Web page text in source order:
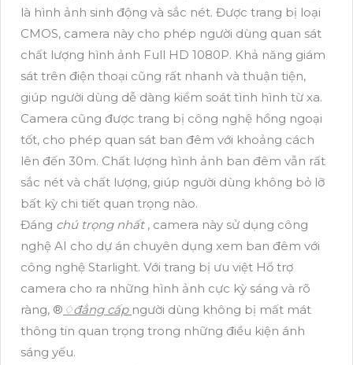
là hình ảnh sinh động và sắc nét. Được trang bị loại
CMOS, camera này cho phép người dùng quan sát
chất lượng hình ảnh Full HD 1080P. Khả năng giám
sát trên điện thoại cũng rất nhanh và thuận tiện,
giúp người dùng dễ dàng kiểm soát tình hình từ xa.
Camera cũng được trang bị công nghệ hồng ngoại
tốt, cho phép quan sát ban đêm với khoảng cách
lên đến 30m. Chất lượng hình ảnh ban đêm vẫn rất
sắc nét và chất lượng, giúp người dùng không bỏ lỡ
bất kỳ chi tiết quan trọng nào.
Đáng chú trọng nhất, camera này sử dụng công
nghệ AI cho dự án chuyên dụng xem ban đêm với
công nghệ Starlight. Với trang bị ưu việt Hổ trợ
camera cho ra những hình ảnh cực kỳ sáng và rõ
ràng, ®️ ♢đẳng cấp người dùng không bị mất mát
thông tin quan trọng trong những điều kiện ánh
sáng yếu.